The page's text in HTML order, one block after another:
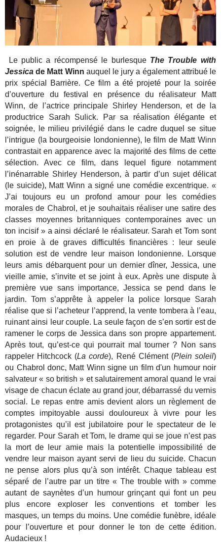
Le public a récompensé le burlesque The Trouble with
Jessica de Matt Winn auquel le jury a également attribué le
prix spécial Barrière. Ce film a été projeté pour la soirée
d’ouverture du festival en présence du réalisateur Matt
Winn, de l’actrice principale Shirley Henderson, et de la
productrice Sarah Sulick. Par sa réalisation élégante et
soignée, le milieu privilégié dans le cadre duquel se situe
l’intrigue (la bourgeoisie londonienne), le film de Matt Winn
contrastait en apparence avec la majorité des films de cette
sélection. Avec ce film, dans lequel figure notamment
l’inénarrable Shirley Henderson, à partir d’un sujet délicat
(le suicide), Matt Winn a signé une comédie excentrique. «
J’ai toujours eu un profond amour pour les comédies
morales de Chabrol, et je souhaitais réaliser une satire des
classes moyennes britanniques contemporaines avec un
ton incisif » a ainsi déclaré le réalisateur. Sarah et Tom sont
en proie à de graves difficultés financières : leur seule
solution est de vendre leur maison londonienne. Lorsque
leurs amis débarquent pour un dernier dîner, Jessica, une
vieille amie, s’invite et se joint à eux. Après une dispute à
première vue sans importance, Jessica se pend dans le
jardin. Tom s’apprête à appeler la police lorsque Sarah
réalise que si l’acheteur l’apprend, la vente tombera à l’eau,
ruinant ainsi leur couple. La seule façon de s’en sortir est de
ramener le corps de Jessica dans son propre appartement.
Après tout, qu’est-ce qui pourrait mal tourner ? Non sans
rappeler Hitchcock (La corde), René Clément (Plein soleil)
ou Chabrol donc, Matt Winn signe un film d'un humour noir
salvateur « so british » et salutairement amoral quand le vrai
visage de chacun éclate au grand jour, débarrassé du vernis
social. Le repas entre amis devient alors un règlement de
comptes impitoyable aussi douloureux à vivre pour les
protagonistes qu’il est jubilatoire pour le spectateur de le
regarder. Pour Sarah et Tom, le drame qui se joue n’est pas
la mort de leur amie mais la potentielle impossibilité de
vendre leur maison ayant servi de lieu du suicide. Chacun
ne pense alors plus qu’à son intérêt. Chaque tableau est
séparé de l’autre par un titre « The trouble with » comme
autant de saynètes d’un humour grinçant qui font un peu
plus encore exploser les conventions et tomber les
masques, un temps du moins. Une comédie funèbre, idéale
pour l’ouverture et pour donner le ton de cette édition.
Audacieux !